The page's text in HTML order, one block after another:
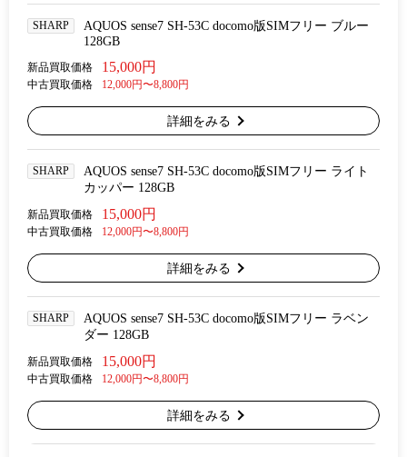
SHARP
AQUOS sense7 SH-53C docomo版SIMフリー ブルー
128GB
新品買取価格 15,000円
中古買取価格 12,000円〜8,800円
詳細をみる
SHARP
AQUOS sense7 SH-53C docomo版SIMフリー ライト
カッパー 128GB
新品買取価格 15,000円
中古買取価格 12,000円〜8,800円
詳細をみる
SHARP
AQUOS sense7 SH-53C docomo版SIMフリー ラベン
ダー 128GB
新品買取価格 15,000円
中古買取価格 12,000円〜8,800円
詳細をみる